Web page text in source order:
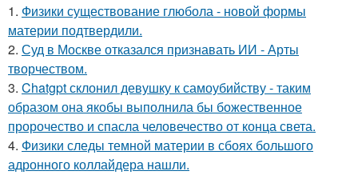
1. Физики существование глюбола - новой формы
материи подтвердили.
2. Суд в Москве отказался признавать ИИ - Арты
творчеством.
3. Chatgpt склонил девушку к самоубийству - таким
образом она якобы выполнила бы божественное
пророчество и спасла человечество от конца света.
4. Физики следы темной материи в сбоях большого
адронного коллайдера нашли.